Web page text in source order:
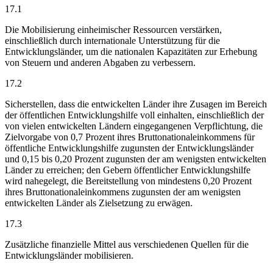
17.1
Die Mobilisierung einheimischer Ressourcen verstärken,
einschließlich durch internationale Unterstützung für die
Entwicklungsländer, um die nationalen Kapazitäten zur Erhebung
von Steuern und anderen Abgaben zu verbessern.
17.2
Sicherstellen, dass die entwickelten Länder ihre Zusagen im Bereich
der öffentlichen Entwicklungshilfe voll einhalten, einschließlich der
von vielen entwickelten Ländern eingegangenen Verpflichtung, die
Zielvorgabe von 0,7 Prozent ihres Bruttonationaleinkommens für
öffentliche Entwicklungshilfe zugunsten der Entwicklungsländer
und 0,15 bis 0,20 Prozent zugunsten der am wenigsten entwickelten
Länder zu erreichen; den Gebern öffentlicher Entwicklungshilfe
wird nahegelegt, die Bereitstellung von mindestens 0,20 Prozent
ihres Bruttonationaleinkommens zugunsten der am wenigsten
entwickelten Länder als Zielsetzung zu erwägen.
17.3
Zusätzliche finanzielle Mittel aus verschiedenen Quellen für die
Entwicklungsländer mobilisieren.